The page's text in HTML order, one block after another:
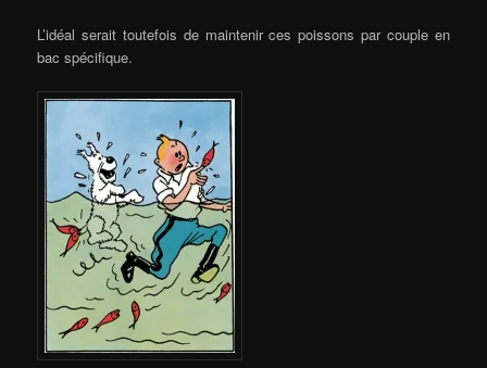
L’idéal serait toutefois de maintenir ces poissons par couple en
bac spécifique.